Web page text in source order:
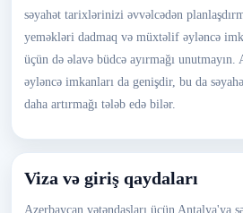
səyahət tarixlərinizi əvvəlcədən
yeməkləri dadmaq və müxtəlif əyləncə
üçün də əlavə büdcə ayırmağı unutmayın.
əyləncə imkanları da genişdir, bu da
daha artırmağı tələb edə bilər.
Viza və giriş qaydaları
Azerbaycan vətəndaşları üçün Antalya'ya